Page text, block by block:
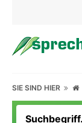
SIE SIND HIER